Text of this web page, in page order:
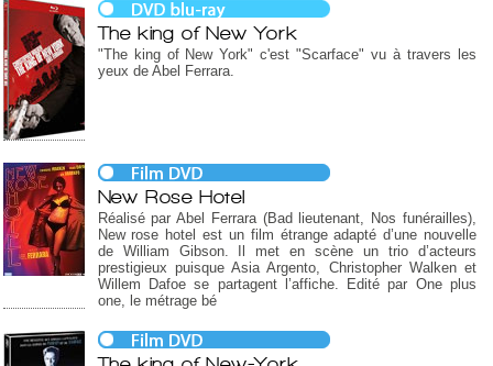
The king of New York
"The king of New York" c'est "Scarface" vu à travers les
yeux de Abel Ferrara.
New Rose Hotel
Réalisé par Abel Ferrara (Bad lieutenant, Nos funérailles),
New rose hotel est un film étrange adapté d’une nouvelle
de William Gibson. Il met en scène un trio d’acteurs
prestigieux puisque Asia Argento, Christopher Walken et
Willem Dafoe se partagent l’affiche. Edité par One plus
one, le métrage bé